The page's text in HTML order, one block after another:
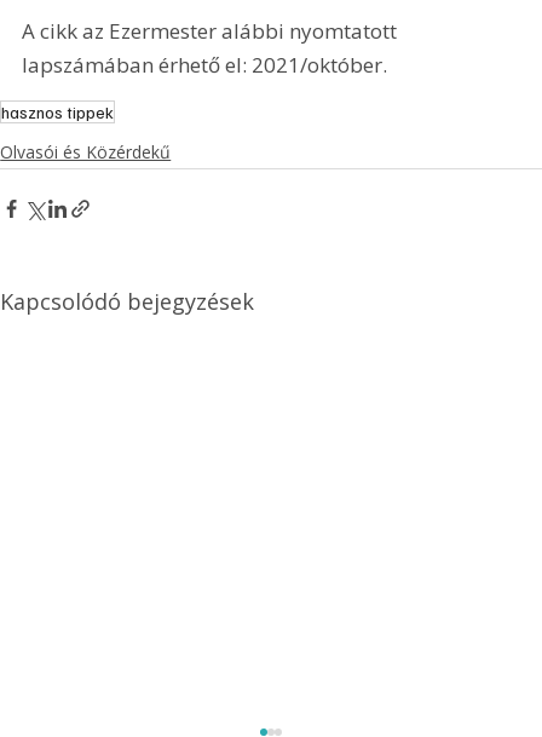
A cikk az Ezermester alábbi nyomtatott
lapszámában érhető el: 2021/október.
hasznos tippek
Olvasói és Közérdekű
Kapcsolódó bejegyzések